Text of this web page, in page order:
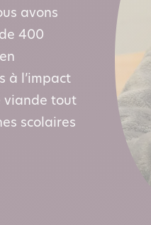
avons
400
à l’impact
viande tout
scolaires